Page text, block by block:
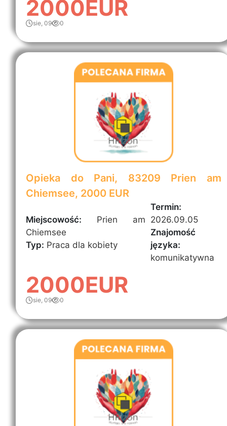
2000EUR
sie, 09 0
Opieka do Pani, 83209 Prien am
Chiemsee, 2000 EUR
Miejscowość:
Prien am
Chiemsee
Typ: Praca dla kobiety
Termin:
2026.09.05
Znajomość
języka:
komunikatywna
2000EUR
sie, 09 0